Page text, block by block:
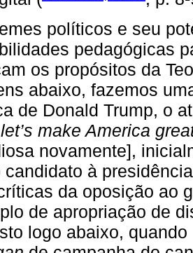
políticos e seu
pedagógicas
os propósitos da
abaixo, fazemos
de Donald Trump, o
let’s make America
novamente],
candidato à
da oposição ao
de apropriação de
logo abaixo,